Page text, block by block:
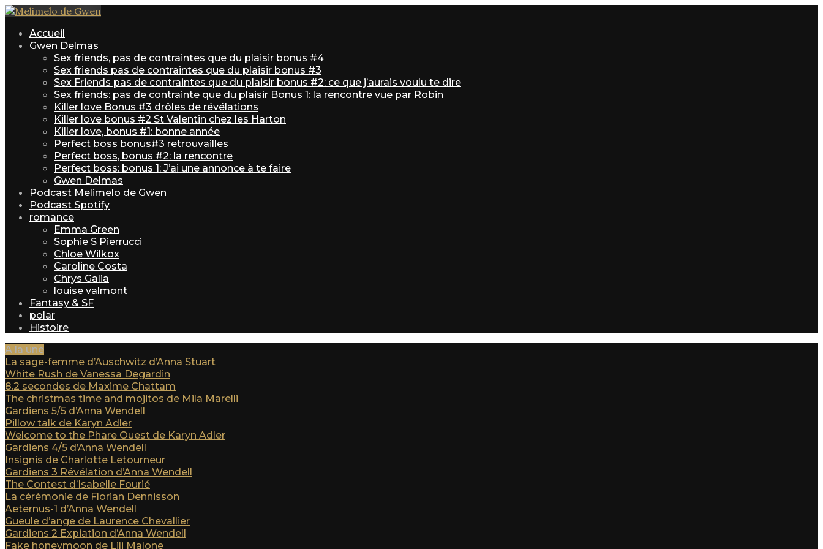
Accueil
Gwen Delmas
Sex friends, pas de contraintes que du plaisir bonus #4
Sex friends pas de contraintes que du plaisir bonus #3
Sex Friends pas de contraintes que du plaisir bonus #2: ce que j’aurais voulu te dire
Sex friends: pas de contrainte que du plaisir Bonus 1: la rencontre vue par Robin
Killer love Bonus #3 drôles de révélations
Killer love bonus #2 St Valentin chez les Harton
Killer love, bonus #1: bonne année
Perfect boss bonus#3 retrouvailles
Perfect boss, bonus #2: la rencontre
Perfect boss: bonus 1: J’ai une annonce à te faire
Gwen Delmas
Podcast Melimelo de Gwen
Podcast Spotify
romance
Emma Green
Sophie S Pierrucci
Chloe Wilkox
Caroline Costa
Chrys Galia
louise valmont
Fantasy & SF
polar
Histoire
A la une
La sage-femme d’Auschwitz d’Anna Stuart
White Rush de Vanessa Degardin
8.2 secondes de Maxime Chattam
The christmas time and mojitos de Mila Marelli
Gardiens 5/5 d’Anna Wendell
Pillow talk de Karyn Adler
Welcome to the Phare Ouest de Karyn Adler
Gardiens 4/5 d’Anna Wendell
Insignis de Charlotte Letourneur
Gardiens 3 Révélation d’Anna Wendell
The Contest d’Isabelle Fourié
La cérémonie de Florian Dennisson
Aeternus-1 d’Anna Wendell
Gueule d’ange de Laurence Chevallier
Gardiens 2 Expiation d’Anna Wendell
Fake honeymoon de Lili Malone